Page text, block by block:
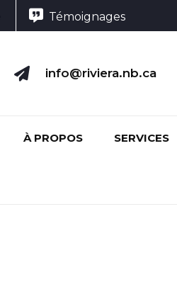
Témoignages
info@riviera.nb.ca
À PROPOS SERVICES